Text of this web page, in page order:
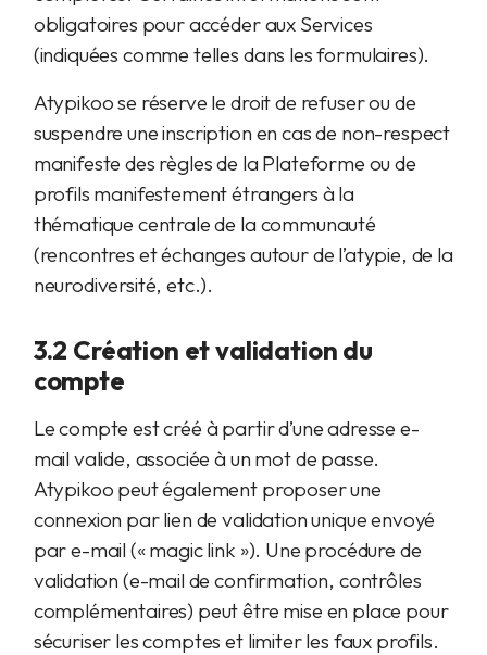
obligatoires pour accéder aux Services
(indiquées comme telles dans les formulaires).
Atypikoo se réserve le droit de refuser ou de
suspendre une inscription en cas de non-respect
manifeste des règles de la Plateforme ou de
profils manifestement étrangers à la
thématique centrale de la communauté
(rencontres et échanges autour de l’atypie, de la
neurodiversité, etc.).
3.2 Création et validation du
compte
Le compte est créé à partir d’une adresse e-
mail valide, associée à un mot de passe.
Atypikoo peut également proposer une
connexion par lien de validation unique envoyé
par e-mail (« magic link »). Une procédure de
validation (e-mail de confirmation, contrôles
complémentaires) peut être mise en place pour
sécuriser les comptes et limiter les faux profils.